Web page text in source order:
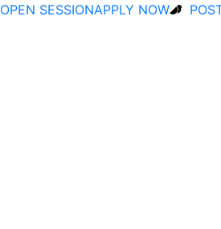
OPEN SESSIONAPPLY NOW